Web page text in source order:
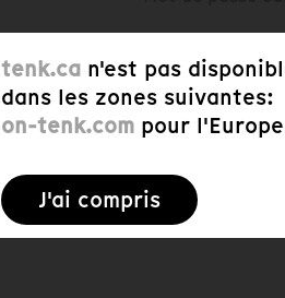
tenk.ca n'est pas
dans les zones suivantes:
on-tenk.com pour
J'ai compris